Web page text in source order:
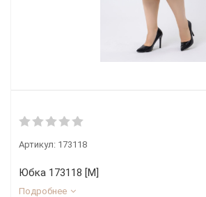
Артикул: 173118
Юбка 173118 [М]
Подробнее